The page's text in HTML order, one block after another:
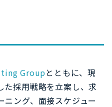
Groupとともに、現
た採用戦略を立案し、求
ング、面接スケジュー